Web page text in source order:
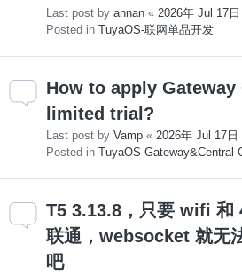
Last post by annan « 2026年 Jul 17
Posted in TuyaOS-联网单品开发
How to apply Gateway
limited trial?
Last post by Vamp « 2026年 Jul 17日
Posted in TuyaOS-Gateway&Central
T5 3.13.8，只要 wifi 和
联通，websocket 就无
吧